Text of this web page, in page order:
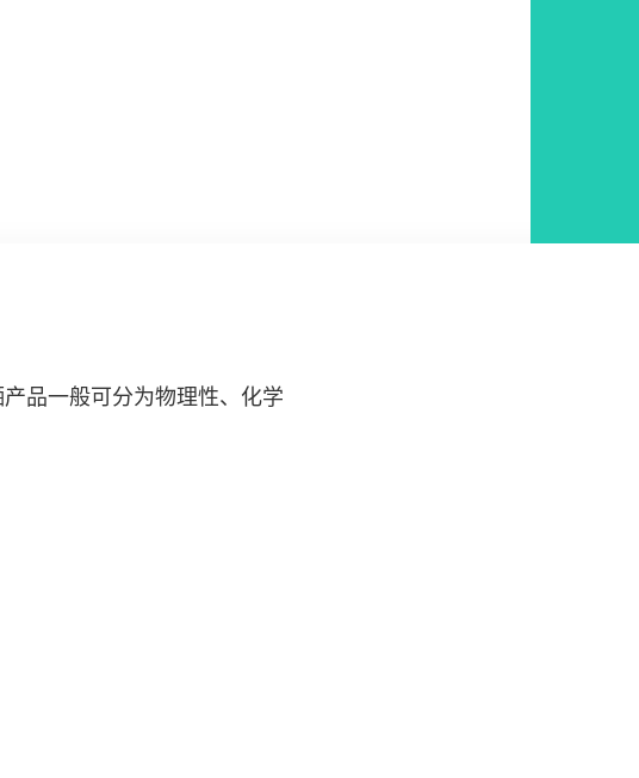
品一般可分为物理性、化学